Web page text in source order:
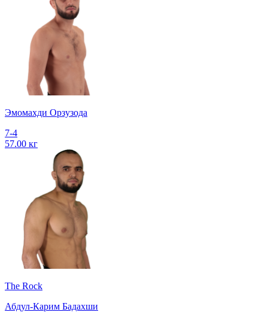
Эмомахди Орзузода
7-4
57.00 кг
The Rock
Абдул-Карим Бадахши